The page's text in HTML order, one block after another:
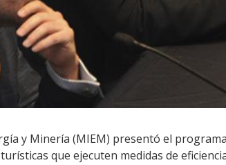
y Minería (MIEM) presentó el
que ejecuten medidas de